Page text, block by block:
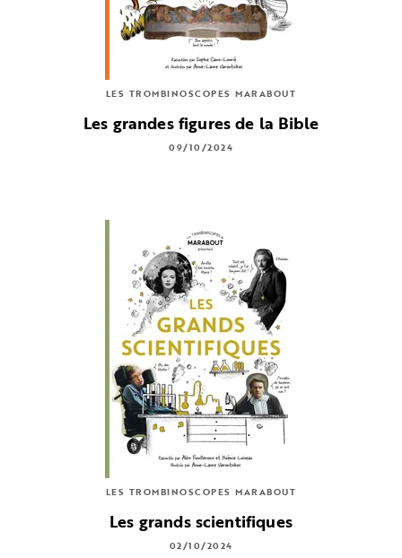
LES TROMBINOSCOPES MARABOUT
Les grandes figures de la Bible
09/10/2024
LES TROMBINOSCOPES MARABOUT
Les grands scientifiques
02/10/2024